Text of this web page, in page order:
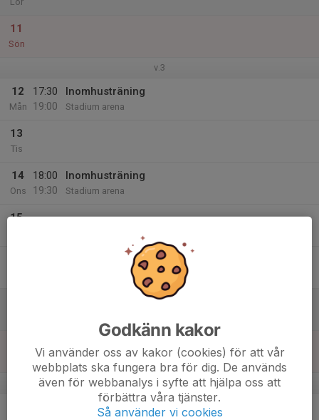
11
Sön
v.3
12
Mån
17:30
19:00
Inomhusträning
Stadium arena
13
Tis
14
Ons
18:00
19:30
Inomhusträning
Stadium arena
15
v.4
Inomhusträning
Godkänn kakor
Vi använder oss av kakor (cookies) för att vår
webbplats ska fungera bra för dig. De används
även för webbanalys i syfte att hjälpa oss att
förbättra våra tjänster.
Så använder vi cookies